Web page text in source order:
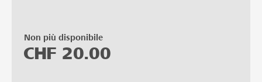
Non più disponibile
CHF 20.00